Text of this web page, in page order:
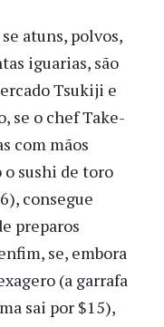
atuns, polvos,
iguarias, são
Tsukiji e
se o chef Take-
com mãos
sushi de toro
consegue
preparos
se, embora
(a garrafa
sai por $15),